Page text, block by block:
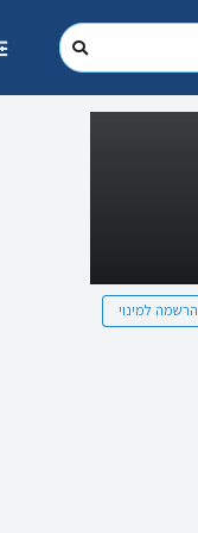
הרשמה למינוי